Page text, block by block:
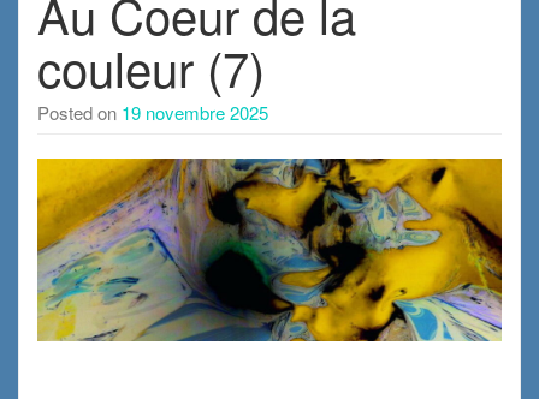
Au Coeur de la
couleur (7)
Posted on 19 novembre 2025